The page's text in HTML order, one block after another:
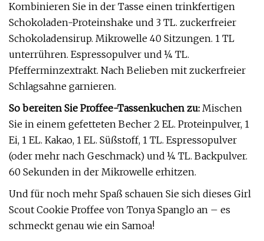
Kombinieren Sie in der Tasse einen trinkfertigen
Schokoladen-Proteinshake und 3 TL. zuckerfreier
Schokoladensirup. Mikrowelle 40 Sitzungen. 1 TL
unterrühren. Espressopulver und ¼ TL.
Pfefferminzextrakt. Nach Belieben mit zuckerfreier
Schlagsahne garnieren.
So bereiten Sie Proffee-Tassenkuchen zu: Mischen
Sie in einem gefetteten Becher 2 EL. Proteinpulver, 1
Ei, 1 EL. Kakao, 1 EL. Süßstoff, 1 TL. Espressopulver
(oder mehr nach Geschmack) und ¼ TL. Backpulver.
60 Sekunden in der Mikrowelle erhitzen.
Und für noch mehr Spaß schauen Sie sich dieses Girl
Scout Cookie Proffee von Tonya Spanglo an – es
schmeckt genau wie ein Samoa!